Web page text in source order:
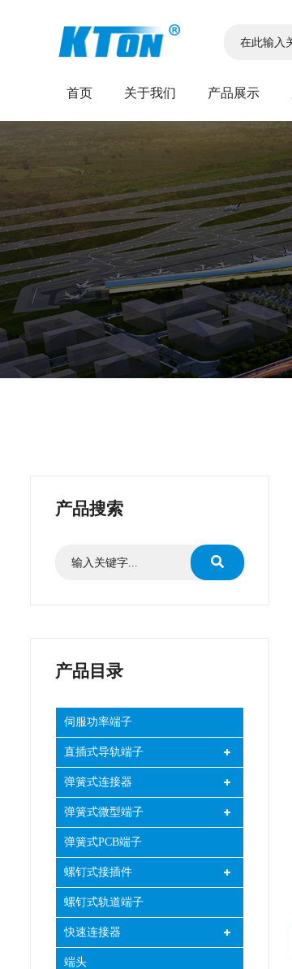
首页 关于我们 产品展示
产品搜索
产品目录
伺服功率端子
直插式导轨端子
弹簧式连接器
弹簧式微型端子
弹簧式PCB端子
螺钉式接插件
螺钉式轨道端子
快速连接器
端头